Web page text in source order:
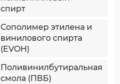
спирт
Сополимер этилена и
винилового спирта
(EVOH)
Поливинилбутиральная
смола (ПВБ)